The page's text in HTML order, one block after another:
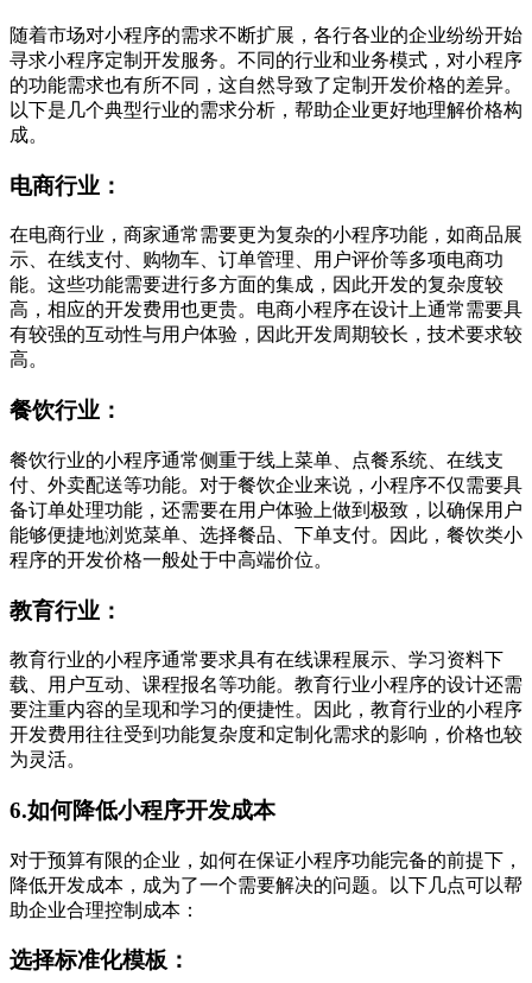
随着市场对小程序的需求不断扩展，各行各业的企业纷纷开始
寻求小程序定制开发服务。不同的行业和业务模式，对小程序
的功能需求也有所不同，这自然导致了定制开发价格的差异。
以下是几个典型行业的需求分析，帮助企业更好地理解价格构
成。
电商行业：
在电商行业，商家通常需要更为复杂的小程序功能，如商品展
示、在线支付、购物车、订单管理、用户评价等多项电商功
能。这些功能需要进行多方面的集成，因此开发的复杂度较
高，相应的开发费用也更贵。电商小程序在设计上通常需要具
有较强的互动性与用户体验，因此开发周期较长，技术要求较
高。
餐饮行业：
餐饮行业的小程序通常侧重于线上菜单、点餐系统、在线支
付、外卖配送等功能。对于餐饮企业来说，小程序不仅需要具
备订单处理功能，还需要在用户体验上做到极致，以确保用户
能够便捷地浏览菜单、选择餐品、下单支付。因此，餐饮类小
程序的开发价格一般处于中高端价位。
教育行业：
教育行业的小程序通常要求具有在线课程展示、学习资料下
载、用户互动、课程报名等功能。教育行业小程序的设计还需
要注重内容的呈现和学习的便捷性。因此，教育行业的小程序
开发费用往往受到功能复杂度和定制化需求的影响，价格也较
为灵活。
6.如何降低小程序开发成本
对于预算有限的企业，如何在保证小程序功能完备的前提下，
降低开发成本，成为了一个需要解决的问题。以下几点可以帮
助企业合理控制成本：
选择标准化模板：